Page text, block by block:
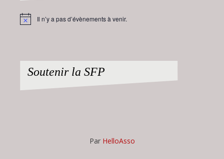
Notice Il n’y a pas d’évènements à venir.
Soutenir la SFP
Par HelloAsso